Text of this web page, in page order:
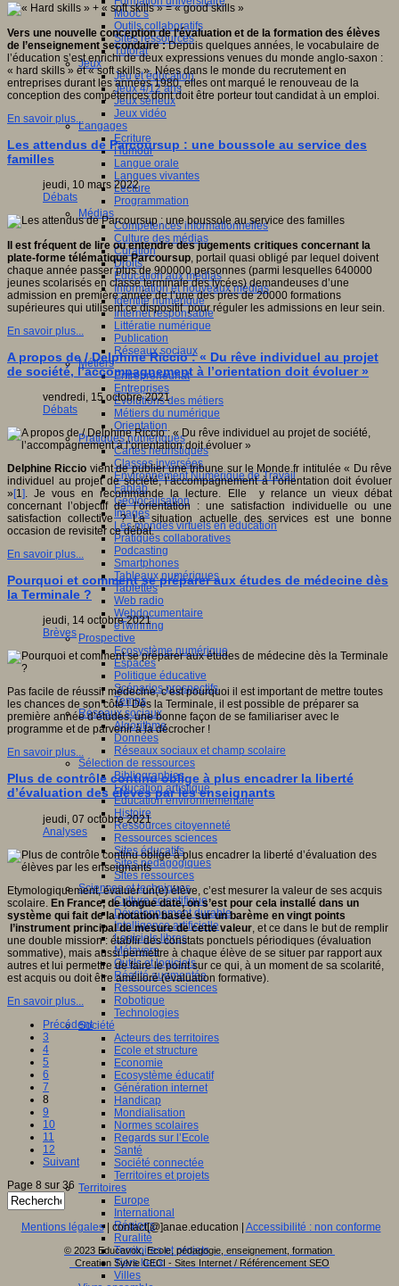
Mooc’s
Outils collaboratifs
Sites ressources
Tutorat
Jeux
Jeu et éducation
Jeux 4/12 ans
Jeux sérieux
Jeux vidéo
Langages
Ecriture
Humour
Langue orale
Langues vivantes
Lecture
Programmation
Médias
Compétences informationnelles
Culture des médias
Curation
Droits
Education aux médias
Information et nouveaux médias
Identité numérique
Internet responsable
Littératie numérique
Publication
Réseaux sociaux
Métiers
Entrepreneuriat
Entreprises
Evolutions des métiers
Métiers du numérique
Orientation
Pratiques numériques
Cartes heuristiques
Classes inversées
Environnement Numérique de Travail
Fablab
Géolocalisation
Images
Les mondes virtuels en éducation
Pratiques collaboratives
Podcasting
Smartphones
Tableaux numériques
Tablettes
Web radio
Webdocumentaire
eTwinning
Prospective
Ecosystème numérique
Espaces
Politique éducative
Scénarios prospectifs
Temps
Réseaux sociaux
Algorithme
Données
Réseaux sociaux et champ scolaire
Sélection de ressources
Bibliographies
Education artistique
Education environnementale
Histoire
Ressources citoyenneté
Ressources sciences
Sites éducatifs
Sites pédagogiques
Sites ressources
Sciences et techniques
Culture scientifique
Développement durable
Intelligence artificielle
Logiciels libres
Métavers
Outils et logiciels
Réalité augmentée
Ressources sciences
Robotique
Technologies
Société
Acteurs des territoires
Ecole et structure
Economie
Ecosystème éducatif
Génération internet
Handicap
Mondialisation
Normes scolaires
Regards sur l’Ecole
Santé
Société connectée
Territoires et projets
Territoires
Europe
International
Régions
Ruralité
Territoires et projets
Tiers lieux
Villes
Vers une nouvelle conception de l’évaluation et de la formation des élèves
de l’enseignement secondaire :Depuis quelques années, le vocabulaire de
l’éducation s’est enrichi de deux expressions venues du monde anglo-saxon :
« hard skills » et « soft skills ». Nées dans le monde du recrutement en
entreprises durant les années 1980, elles ont marqué le renouveau de la
conception des compétences dont doit être porteur tout candidat à un emploi.
En savoir plus...
Les attendus de Parcoursup : une boussole au service des
familles
jeudi, 10 mars 2022
Débats
Il est fréquent de lire ou entendre des jugements critiques concernant la
plate-forme télématique Parcoursup, portail quasi obligé par lequel doivent
chaque année passer plus de 900000 personnes (parmi lesquelles 640000
jeunes scolarisés en classe terminale des lycées) demandeuses d’une
admission en première année de l’une des près de 20000 formations
supérieures qui utilisent ce dispositif pour réguler les admissions en leur sein.
En savoir plus...
A propos de / Delphine Riccio : « Du rêve individuel au projet
de société, l’accompagnement à l’orientation doit évoluer »
vendredi, 15 octobre 2021
Débats
Delphine Riccio vient de publier une tribune sur le Monde.fr intitulée « Du rêve
individuel au projet de société, l’accompagnement à l’orientation doit évoluer
» [1]. Je vous en recommande la lecture. Elle y relance un vieux débat
concernant l’objectif de l’orientation : une satisfaction individuelle ou une
satisfaction collective ? La situation actuelle des services est une bonne
occasion de revisiter ce débat.
En savoir plus...
Pourquoi et comment se préparer aux études de médecine dès
la Terminale ?
jeudi, 14 octobre 2021
Brèves
Pas facile de réussir médecine, c’est pourquoi il est important de mettre toutes
les chances de son côté ! Dès la Terminale, il est possible de préparer sa
première année d’études, une bonne façon de se familiariser avec le
programme et de parvenir à la décrocher !
En savoir plus...
Plus de contrôle continu oblige à plus encadrer la liberté
d’évaluation des élèves par les enseignants
jeudi, 07 octobre 2021
Analyses
Etymologiquement, évaluer un(e) élève, c’est mesurer la valeur de ses acquis
scolaire. En France, de longue date, on s’est pour cela installé dans un
système qui fait de la notation basée sur un barème en vingt points
l’instrument principal de mesure de cette valeur , et ce dans le but de remplir
une double mission : établir des constats ponctuels périodiques (évaluation
sommative), mais aussi permettre à chaque élève de se situer par rapport aux
autres et lui permettre de faire le point sur ce qui, à un moment de sa scolarité,
est acquis ou doit être amélioré (évaluation formative).
En savoir plus...
Précédent
3
4
5
6
7
8
9
10
11
12
Suivant
Page 8 sur 36
Mentions légales| contact[@]anae.education | Accessibilité : non conforme
© 2023 Educavox, Ecole, pédagogie, enseignement, formation
Creation Sylvie CECI - Sites Internet / Référencement SEO